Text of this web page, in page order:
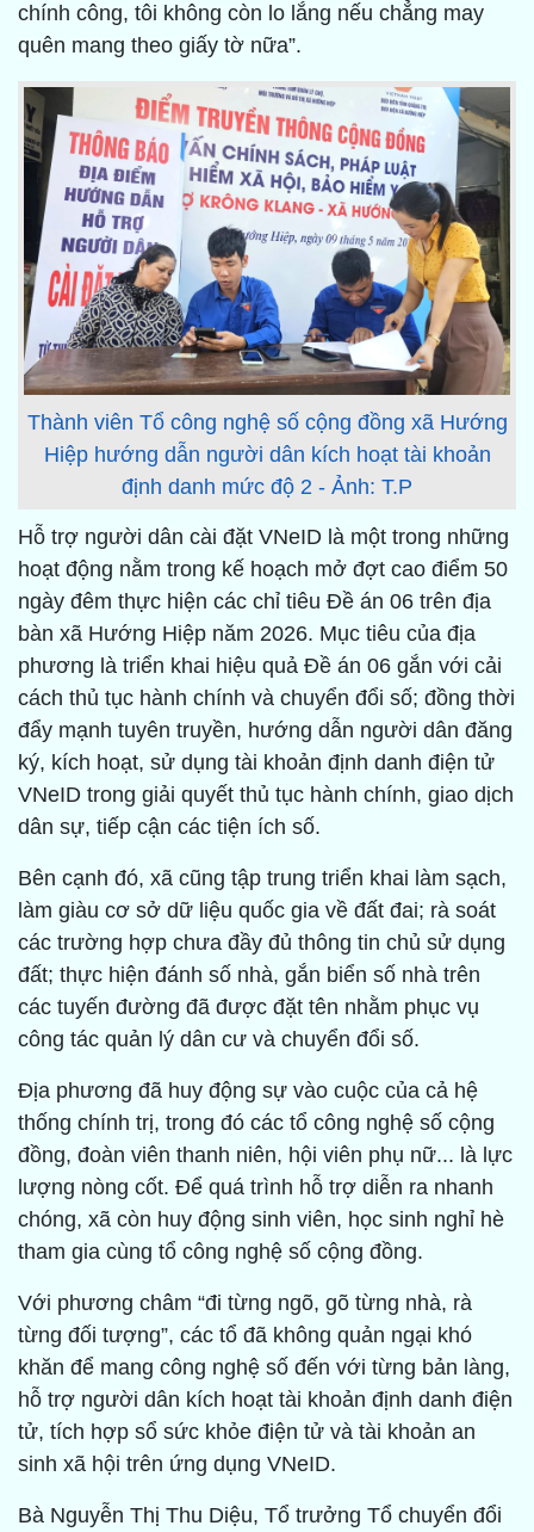
chính công, tôi không còn lo lắng nếu chẳng may
quên mang theo giấy tờ nữa”.
Thành viên Tổ công nghệ số cộng đồng xã Hướng
Hiệp hướng dẫn người dân kích hoạt tài khoản
định danh mức độ 2 - Ảnh: T.P
Hỗ trợ người dân cài đặt VNeID là một trong những
hoạt động nằm trong kế hoạch mở đợt cao điểm 50
ngày đêm thực hiện các chỉ tiêu Đề án 06 trên địa
bàn xã Hướng Hiệp năm 2026. Mục tiêu của địa
phương là triển khai hiệu quả Đề án 06 gắn với cải
cách thủ tục hành chính và chuyển đổi số; đồng thời
đẩy mạnh tuyên truyền, hướng dẫn người dân đăng
ký, kích hoạt, sử dụng tài khoản định danh điện tử
VNeID trong giải quyết thủ tục hành chính, giao dịch
dân sự, tiếp cận các tiện ích số.
Bên cạnh đó, xã cũng tập trung triển khai làm sạch,
làm giàu cơ sở dữ liệu quốc gia về đất đai; rà soát
các trường hợp chưa đầy đủ thông tin chủ sử dụng
đất; thực hiện đánh số nhà, gắn biển số nhà trên
các tuyến đường đã được đặt tên nhằm phục vụ
công tác quản lý dân cư và chuyển đổi số.
Địa phương đã huy động sự vào cuộc của cả hệ
thống chính trị, trong đó các tổ công nghệ số cộng
đồng, đoàn viên thanh niên, hội viên phụ nữ... là lực
lượng nòng cốt. Để quá trình hỗ trợ diễn ra nhanh
chóng, xã còn huy động sinh viên, học sinh nghỉ hè
tham gia cùng tổ công nghệ số cộng đồng.
Với phương châm “đi từng ngõ, gõ từng nhà, rà
từng đối tượng”, các tổ đã không quản ngại khó
khăn để mang công nghệ số đến với từng bản làng,
hỗ trợ người dân kích hoạt tài khoản định danh điện
tử, tích hợp sổ sức khỏe điện tử và tài khoản an
sinh xã hội trên ứng dụng VNeID.
Bà Nguyễn Thị Thu Diệu, Tổ trưởng Tổ chuyển đổi